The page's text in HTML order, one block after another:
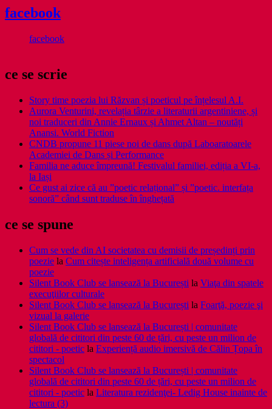
facebook
facebook
ce se scrie
Story time poezia lui Răzvan și poeticul pe înțelesul A.I.
Aurora Venturini, revelația târzie a literaturii argentiniene, și
noi traduceri din Annie Ernaux și Ahmet Altan – noutăți
Anansi. World Fiction
CNDB propune 11 piese noi de dans după Laboaratoarele
Academiei de Dans și Performance
Familia ne aduce împreună! Festivalul familiei, ediția a VI-a,
la Iași
Ce gust ai zice că au ”poetic relațional” și ”poetic. interfața
sonoră” când sunt traduse în înghețată
ce se spune
Cum se vede din AI societatea cu demisii de președinți prin
poezie la Cum citește inteligența artificială două volume cu
poezie
Silent Book Club se lansează la București la Viaţa din spatele
execuţiilor culturale
Silent Book Club se lansează la București la Foarţă, poezie şi
vizual la galerie
Silent Book Club se lansează la București | comunitate
globală de cititori din peste 60 de țări, cu peste un milion de
cititori - poetic la Experiență audio imersivă de Călin Țopa în
spectacol
Silent Book Club se lansează la București | comunitate
globală de cititori din peste 60 de țări, cu peste un milion de
cititori - poetic la Literatura rezidenţei- Ledig House inainte de
lectura (3)